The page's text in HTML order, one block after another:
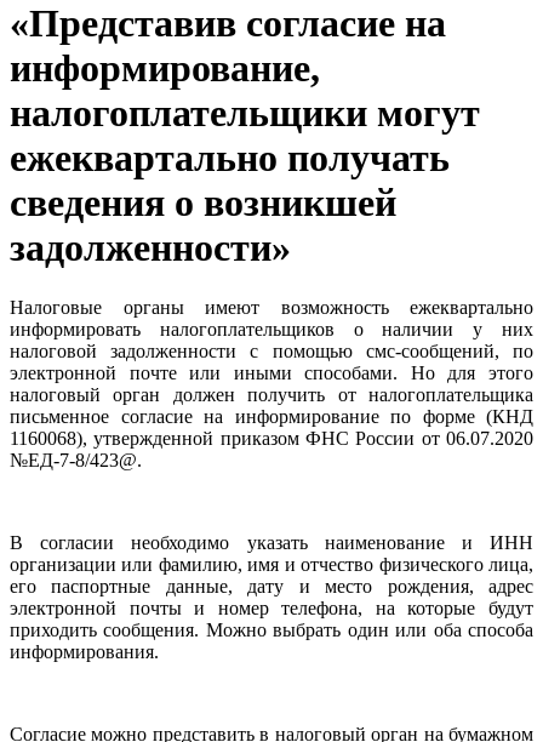
«Представив согласие на
информирование,
налогоплательщики могут
ежеквартально получать
сведения о возникшей
задолженности»
Налоговые органы имеют возможность ежеквартально
информировать налогоплательщиков о наличии у них
налоговой задолженности с помощью смс-сообщений, по
электронной почте или иными способами. Но для этого
налоговый орган должен получить от налогоплательщика
письменное согласие на информирование по форме (КНД
1160068), утвержденной приказом ФНС России от 06.07.2020
№ЕД-7-8/423@.
В согласии необходимо указать наименование и ИНН
организации или фамилию, имя и отчество физического лица,
его паспортные данные, дату и место рождения, адрес
электронной почты и номер телефона, на которые будут
приходить сообщения. Можно выбрать один или оба способа
информирования.
Согласие можно представить в налоговый орган на бумажном